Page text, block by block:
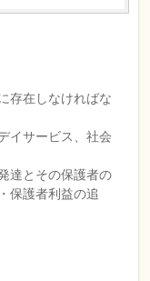
存在しなければな
イサービス、社会
達とその保護者の
保護者利益の追